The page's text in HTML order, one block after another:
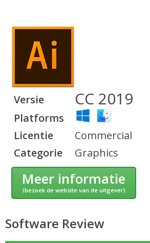
Versie CC 2019
Platforms
Licentie
Commercial
Categorie
Graphics
Meer informatie
(bezoek de website van de uitgever)
Software Review